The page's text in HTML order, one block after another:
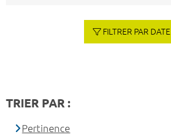
FILTRER PAR DATE
TRIER PAR :
Pertinence